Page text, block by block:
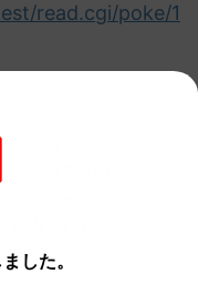
read.cgi/poke/1
ェック！
でアイテム999
いるの？ 999個
ラピース位だ
たほうがいい
した。